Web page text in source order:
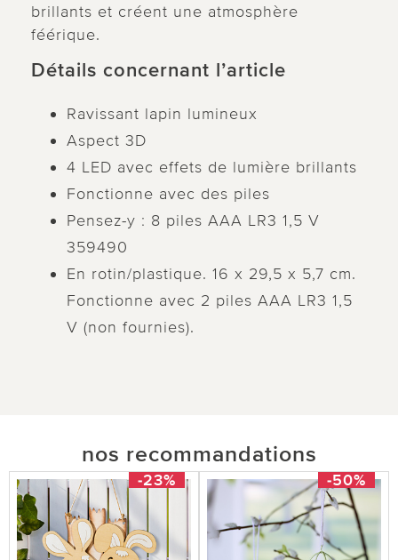
brillants et créent une atmosphère
féérique.
Détails concernant l’article
Ravissant lapin lumineux
Aspect 3D
4 LED avec effets de lumière brillants
Fonctionne avec des piles
Pensez-y : 8 piles AAA LR3 1,5 V
359490
En rotin/plastique. 16 x 29,5 x 5,7 cm.
Fonctionne avec 2 piles AAA LR3 1,5
V (non fournies).
nos recommandations
-23% -50%